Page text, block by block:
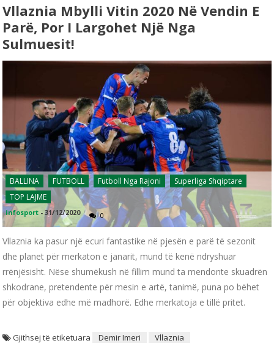
Vllaznia Mbylli Vitin 2020 Në Vendin E
Parë, Por I Largohet Një Nga
Sulmuesit!
BALLINA FUTBOLL Futboll Nga Rajoni
Superliga Shqiptare
TOP LAJME
infosport -31/12/2020 0
Vllaznia ka pasur një ecuri fantastike në pjesën e parë të sezonit
dhe planet për merkaton e janarit, mund të kenë ndryshuar
rrënjësisht. Nëse shumëkush në fillim mund ta mendonte skuadrën
shkodrane, pretendente për mesin e artë, tanimë, puna po bëhet
për objektiva edhe më madhorë. Edhe merkatoja e tillë pritet.
Gjithsej të etiketuara Demir Imeri Vllaznia